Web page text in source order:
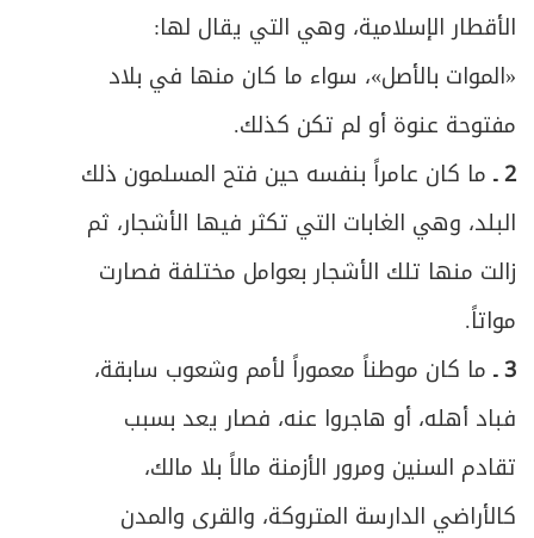
الأقطار الإسلامية، وهي التي يقال لها:
«الموات بالأصل»، سواء ما كان منها في بلاد
مفتوحة عنوة أو لم تكن كذلك.
2 ـ ما كان عامراً بنفسه حين فتح المسلمون ذلك
البلد، وهي الغابات التي تكثر فيها الأشجار، ثم
زالت منها تلك الأشجار بعوامل مختلفة فصارت
مواتاً.
3 ـ ما كان موطناً معموراً لأمم وشعوب سابقة،
فباد أهله، أو هاجروا عنه، فصار يعد بسبب
تقادم السنين ومرور الأزمنة مالاً بلا مالك،
كالأراضي الدارسة المتروكة، والقرى والمدن
ص
128 خاتمة: في ما تعرف به التذكية
ص 131 الفصل الثاني في الثروة المائية
133 المبحث الأول ـ في ملكية المياه
ص
137 المبحث الثاني ـ في حريم الموارد المائية
ص 141 الفصل الثالث في الثروة المعدنيّة والنباتيّة
143 المبحث الأول ـ في المعادن
ص
146 المبحث الثاني ـ في النبات
ص
147 خاتمة في ثروات البحر